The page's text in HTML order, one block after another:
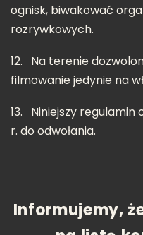
ognisk, biwakować
rozrywkowych.
12. Na terenie
filmowanie jedynie na
13. Niniejszy regulamin
r. do odwołania.
Informujemy,